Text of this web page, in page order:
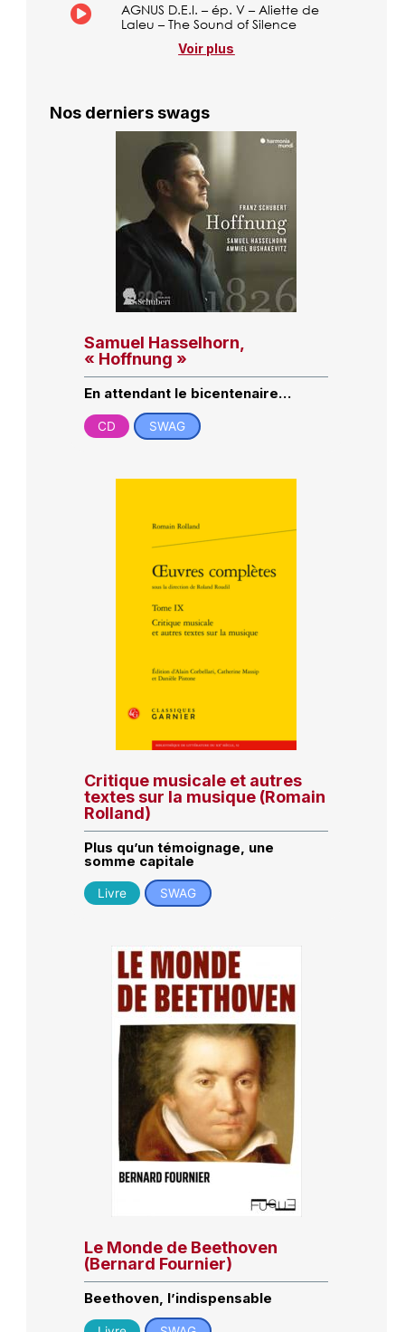
AGNUS D.E.I. – ép. V – Aliette de
Laleu – The Sound of Silence
Voir plus
Nos derniers swags
Samuel Hasselhorn,
« Hoffnung »
En attendant le bicentenaire…
CD SWAG
Critique musicale et autres
textes sur la musique (Romain
Rolland)
Plus qu’un témoignage, une
somme capitale
Livre SWAG
Le Monde de Beethoven
(Bernard Fournier)
Beethoven, l’indispensable